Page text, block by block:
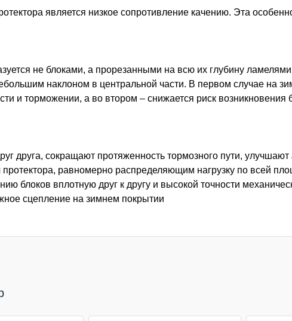
является низкое сопротивление качению. Эта
не блоками, а прорезанными на всю их глубину
наклоном в центральной части. В первом случае на
и торможении, а во втором – снижается риск возникновения
друга, сокращают протяженность тормозного пути, улучшают
равномерно распределяющим нагрузку по всей
блоков вплотную друг к другу и высокой точности
сцепление на зимнем покрытии